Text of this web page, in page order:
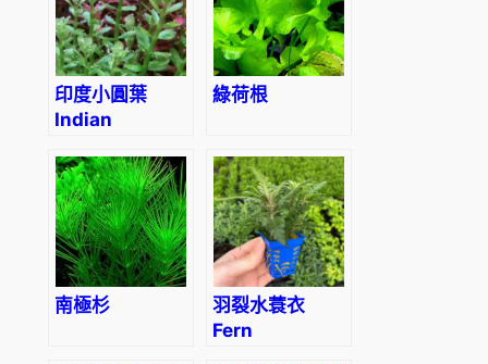
印度小圓葉
Indian
(Rotala
indica)
綠荷根
南極杉
羽裂水蓑衣
Fern